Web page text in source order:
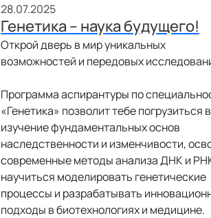
28.07.2025
Генетика – наука будущего!
Открой дверь в мир уникальных
возможностей и передовых
Программа аспирантуры по
«Генетика» позволит тебе погрузиться в
изучение фундаментальных основ
наследственности и изменчивости,
современные методы анализа ДНК и
научиться моделировать генетические
процессы и разрабатывать
подходы в биотехнологиях и медицине.